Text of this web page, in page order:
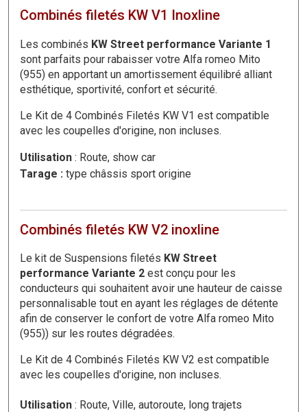
Combinés filetés KW V1 Inoxline
Les combinés KW Street performance Variante 1
sont parfaits pour rabaisser votre Alfa romeo Mito
(955) en apportant un amortissement équilibré alliant
esthétique, sportivité, confort et sécurité.
Le Kit de 4 Combinés Filetés KW V1 est compatible
avec les coupelles d'origine, non incluses.
Utilisation : Route, show car
Tarage : type châssis sport origine
Combinés filetés KW V2 inoxline
Le kit de Suspensions filetés KW Street
performance Variante 2 est conçu pour les
conducteurs qui souhaitent avoir une hauteur de caisse
personnalisable tout en ayant les réglages de détente
afin de conserver le confort de votre Alfa romeo Mito
(955)) sur les routes dégradées.
Le Kit de 4 Combinés Filetés KW V2 est compatible
avec les coupelles d'origine, non incluses.
Utilisation : Route, Ville, autoroute, long trajets